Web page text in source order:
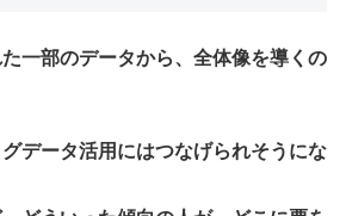
一部のデータから、全体像を導くの
データ活用にはつなげられそうにな